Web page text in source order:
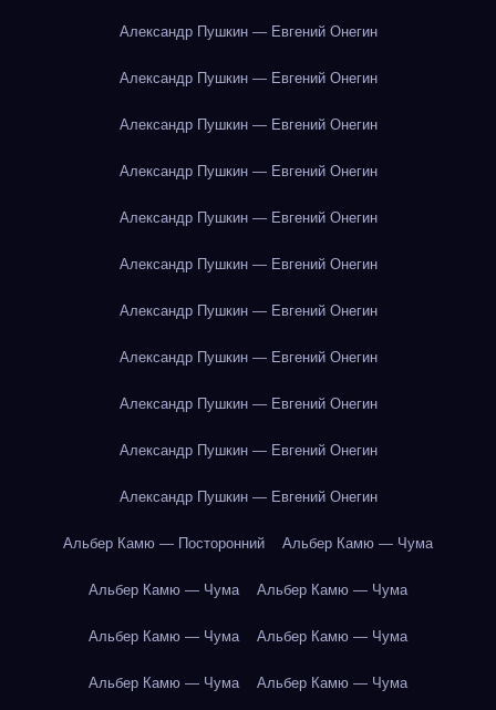
Александр Пушкин — Евгений Онегин
Александр Пушкин — Евгений Онегин
Александр Пушкин — Евгений Онегин
Александр Пушкин — Евгений Онегин
Александр Пушкин — Евгений Онегин
Александр Пушкин — Евгений Онегин
Александр Пушкин — Евгений Онегин
Александр Пушкин — Евгений Онегин
Александр Пушкин — Евгений Онегин
Александр Пушкин — Евгений Онегин
Александр Пушкин — Евгений Онегин
Альбер Камю — Посторонний Альбер Камю — Чума
Альбер Камю — Чума Альбер Камю — Чума
Альбер Камю — Чума Альбер Камю — Чума
Альбер Камю — Чума Альбер Камю — Чума